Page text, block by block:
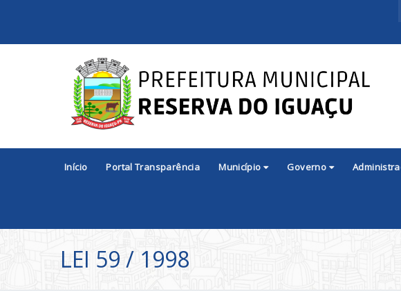
Início Portal Transparência Município Governo
LEI 59 / 1998